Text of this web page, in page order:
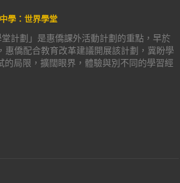
學：世界學堂
堂計劃」是惠僑課外活動計劃的重點，早於
惠僑配合教育改革建議開展該計劃，冀盼學
的局限，擴闊眼界，體驗與別不同的學習經